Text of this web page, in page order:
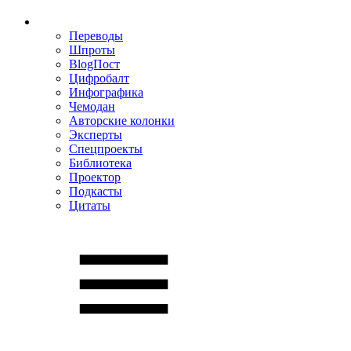
Переводы
Шпроты
BlogПост
Цифробалт
Инфографика
Чемодан
Авторские колонки
Эксперты
Спецпроекты
Библиотека
Проектор
Подкасты
Цитаты